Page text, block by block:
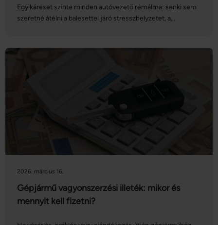
Egy káreset szinte minden autóvezető rémálma: senki sem
szeretné átélni a balesettel járó stresszhelyzetet, a
lehetőségeket is!
2026. március 16.
Gépjármű vagyonszerzési illeték: mikor és
mennyit kell fizetni?